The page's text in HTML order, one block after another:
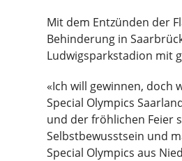
Mit dem Entzünden der
Behinderung in
Ludwigsparkstadion mit
«Ich will gewinnen, doch
Special Olympics
und der fröhlichen Feier
Selbstbewusstsein und
Special Olympics aus